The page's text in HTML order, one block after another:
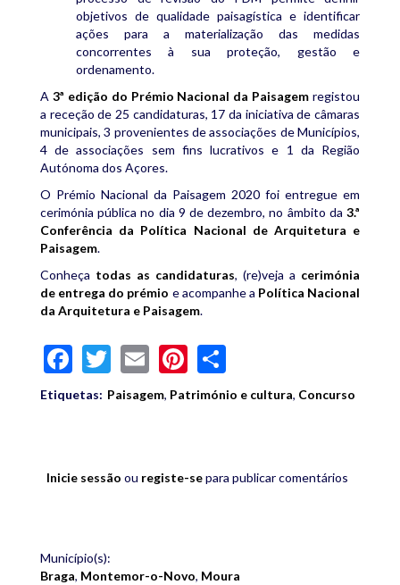
objetivos de qualidade paisagística e identificar
ações para a materialização das medidas
concorrentes à sua proteção, gestão e
ordenamento.
A 3ª edição do Prémio Nacional da Paisagem registou
a receção de 25 candidaturas, 17 da iniciativa de câmaras
municipais, 3 provenientes de associações de Municípios,
4 de associações sem fins lucrativos e 1 da Região
Autónoma dos Açores.
O Prémio Nacional da Paisagem 2020 foi entregue em
cerimónia pública no dia 9 de dezembro, no âmbito da 3.ª
Conferência da Política Nacional de Arquitetura e
Paisagem.
Conheça todas as candidaturas, (re)veja a cerimónia
de entrega do prémio e acompanhe a Política Nacional
da Arquitetura e Paisagem.
Facebook
Twitter
EmailPinterest
Etiquetas: Paisagem, Património e cultura, Concurso
Inicie sessão ou registe-separa publicar comentários
Município(s):
Braga, Montemor-o-Novo, Moura